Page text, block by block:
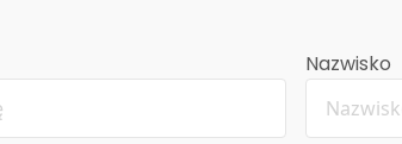
Nazwisko